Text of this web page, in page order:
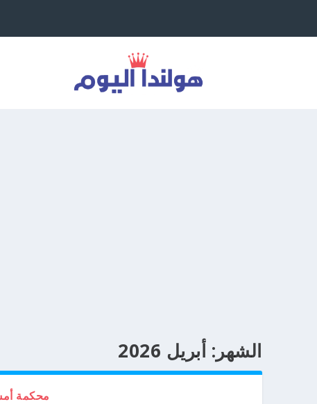
الشهر: أبريل 2026
محكمة أمستردام تحكم